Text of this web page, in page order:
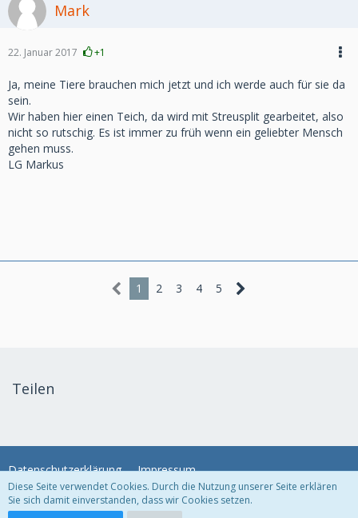
Mark
22. Januar 2017 +1
Ja, meine Tiere brauchen mich jetzt und ich werde auch für sie da
sein.
Wir haben hier einen Teich, da wird mit Streusplit gearbeitet, also
nicht so rutschig. Es ist immer zu früh wenn ein geliebter Mensch
gehen muss.
LG Markus
1 2 3 4 5
Teilen
Datenschutzerklärung Impressum
Diese Seite verwendet Cookies. Durch die Nutzung unserer Seite erklären
Sie sich damit einverstanden, dass wir Cookies setzen.